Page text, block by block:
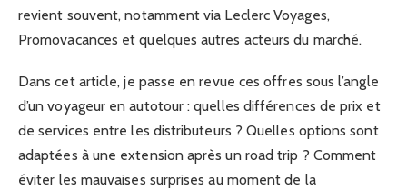
revient souvent, notamment via Leclerc Voyages,
Promovacances et quelques autres acteurs du marché.
Dans cet article, je passe en revue ces offres sous l’angle
d’un voyageur en autotour : quelles différences de prix et
de services entre les distributeurs ? Quelles options sont
adaptées à une extension après un road trip ? Comment
éviter les mauvaises surprises au moment de la